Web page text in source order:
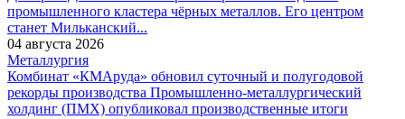
промышленного кластера чёрных металлов. Его центром
станет Мильканский...
04 августа 2026
Металлургия
Комбинат «КМАруда» обновил суточный и полугодовой
рекорды производства Промышленно-металлургический
холдинг (ПМХ) опубликовал производственные итоги